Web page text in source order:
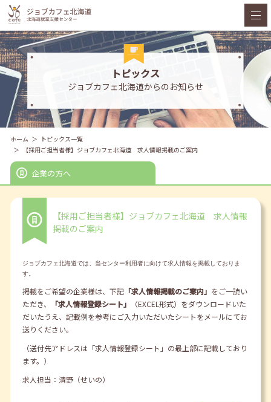
トピックス
ジョブカフェ北海道からのお知らせ
ホーム
トピックス一覧
【採用ご担当者様】ジョブカフェ北海道 求人情報掲載のご案内
企業の方へ
【採用ご担当者様】ジョブカフェ北海道 求人情報
掲載のご案内
ジョブカフェ北海道では、当センター利用者に向けて求人情報を掲載しておりま
す。
掲載をご希望の企業様は、下記「求人情報掲載のご案内」 をご一読い
ただき、
「求人情報登録シート」
（EXCEL形式）をダウンロードいた
だいたうえ、記載例を参考にご入力いただいたシートをメールにてお
送りください。
（送付先アドレスは「求人情報登録シート」の最上部に記載しており
ます。）
求人担当：清野（せいの）